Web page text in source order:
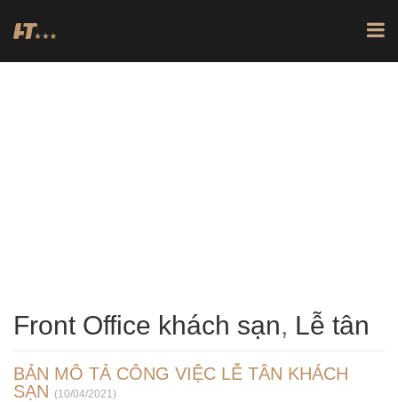
Front Office khách sạn, Lễ tân
BẢN MÔ TẢ CÔNG VIỆC LỄ TÂN KHÁCH
SẠN (10/04/2021)